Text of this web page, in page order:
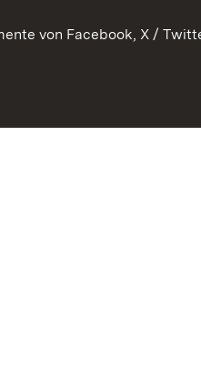
von Facebook, X /